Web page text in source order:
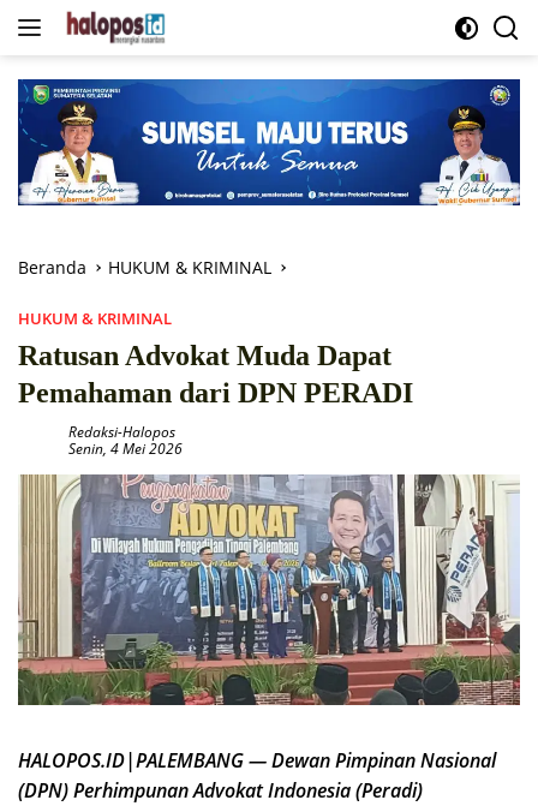
Langsung
Beranda HUKUM & KRIMINAL
HUKUM & KRIMINAL
Ratusan Advokat Muda Dapat
Pemahaman dari DPN PERADI
Redaksi-Halopos
Senin, 4 Mei 2026
HALOPOS.ID|PALEMBANG — Dewan Pimpinan Nasional
(DPN) Perhimpunan Advokat Indonesia (Peradi)